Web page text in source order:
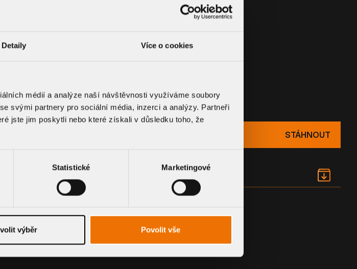
Detaily Více o cookies
médií a analýze naší návštěvnosti využíváme soubory
svými partnery pro sociální média, inzerci a analýzy. Partneři
jste jim poskytli nebo které získali v důsledku toho, že
Statistické Marketingové
výběr Povolit vše
DOKUMENTACE
STÁHNOUT